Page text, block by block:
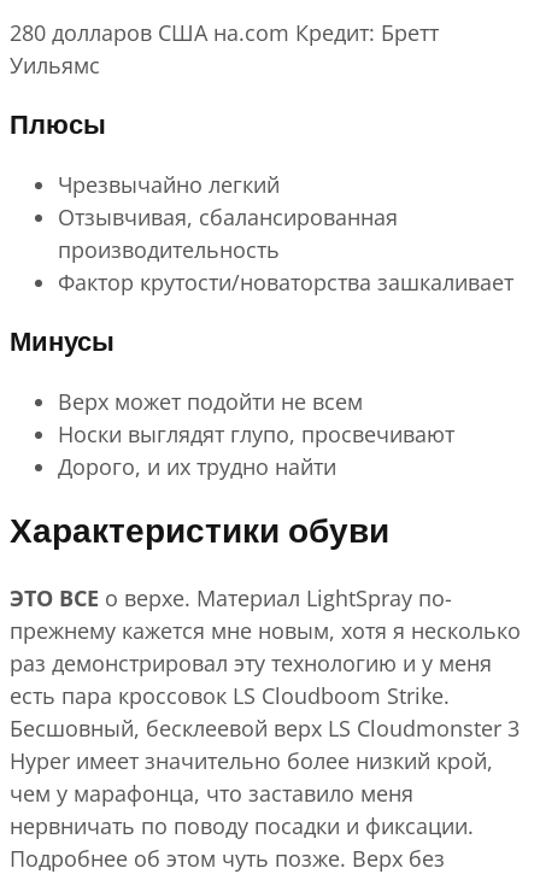
280 долларов США на.com Кредит: Бретт
Уильямс
Плюсы
Чрезвычайно легкий
Отзывчивая, сбалансированная
производительность
Фактор крутости/новаторства зашкаливает
Минусы
Верх может подойти не всем
Носки выглядят глупо, просвечивают
Дорого, и их трудно найти
Характеристики обуви
ЭТО ВСЕ о верхе. Материал LightSpray по-
прежнему кажется мне новым, хотя я несколько
раз демонстрировал эту технологию и у меня
есть пара кроссовок LS Cloudboom Strike.
Бесшовный, бесклеевой верх LS Cloudmonster 3
Hyper имеет значительно более низкий крой,
чем у марафонца, что заставило меня
нервничать по поводу посадки и фиксации.
Подробнее об этом чуть позже. Верх без